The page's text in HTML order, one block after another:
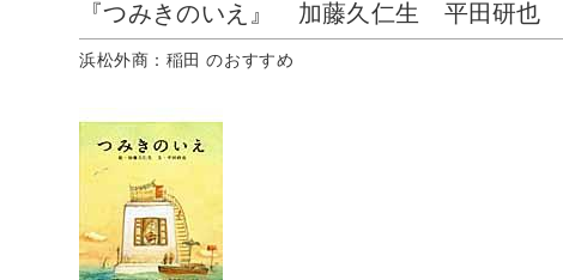
『つみきのいえ』 加藤久仁生 平田研
浜松外商：稲田 のおすすめ